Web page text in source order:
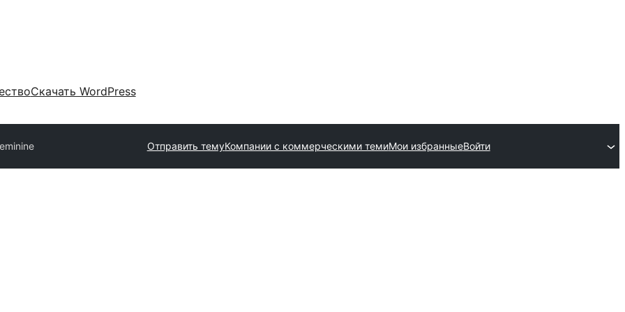
Скачать WordPress
Отправить темуКомпании с коммерческими темиМои избранныеВойти